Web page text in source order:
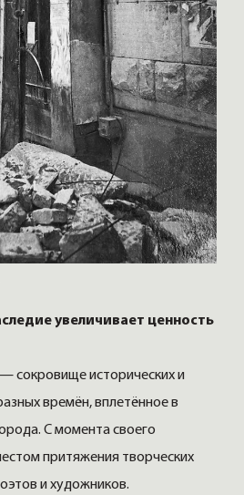
увеличивает ценность
сокровище исторических и
времён, вплетённое в
С момента своего
притяжения творческих
и художников.